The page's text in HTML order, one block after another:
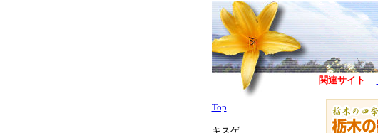
関連サイト ｜
Top
キスゲ